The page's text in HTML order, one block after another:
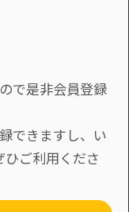
で是非会員登録
できますし、い
ご利用くださ